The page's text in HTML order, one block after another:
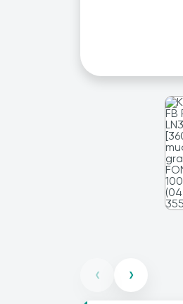
‹ ›